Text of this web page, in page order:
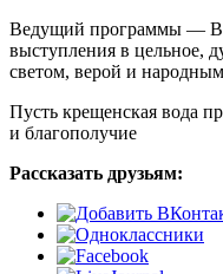
Ведущий программы —
выступления в цельное,
светом, верой и
Пусть крещенская вода
и благополучие
Рассказать друзьям: